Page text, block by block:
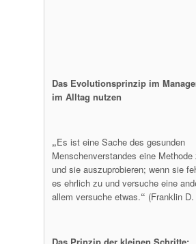
Das Evolutionsprinzip im
im Alltag nutzen
„Es ist eine Sache des gesunden
Menschenverstandes eine Methode
und sie auszuprobieren; wenn sie
es ehrlich zu und versuche eine
allem versuche etwas.“ (Franklin